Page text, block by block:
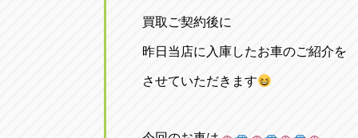
買取ご契約後に
昨日当店に入庫したお車のご紹介を
させていただきます